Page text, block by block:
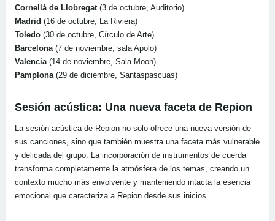
Cornellà de Llobregat(3 de octubre, Auditorio)
Madrid (16 de octubre, La Riviera)
Toledo (30 de octubre, Círculo de Arte)
Barcelona(7 de noviembre, sala Apolo)
Valencia(14 de noviembre, Sala Moon)
Pamplona(29 de diciembre, Santaspascuas)
Sesión acústica: Una nueva faceta de Repion
La sesión acústica de Repion no solo ofrece una nueva versión de
sus canciones, sino que también muestra una faceta más vulnerable
y delicada del grupo. La incorporación de instrumentos de cuerda
transforma completamente la atmósfera de los temas, creando un
contexto mucho más envolvente y manteniendo intacta la esencia
emocional que caracteriza a Repion desde sus inicios.